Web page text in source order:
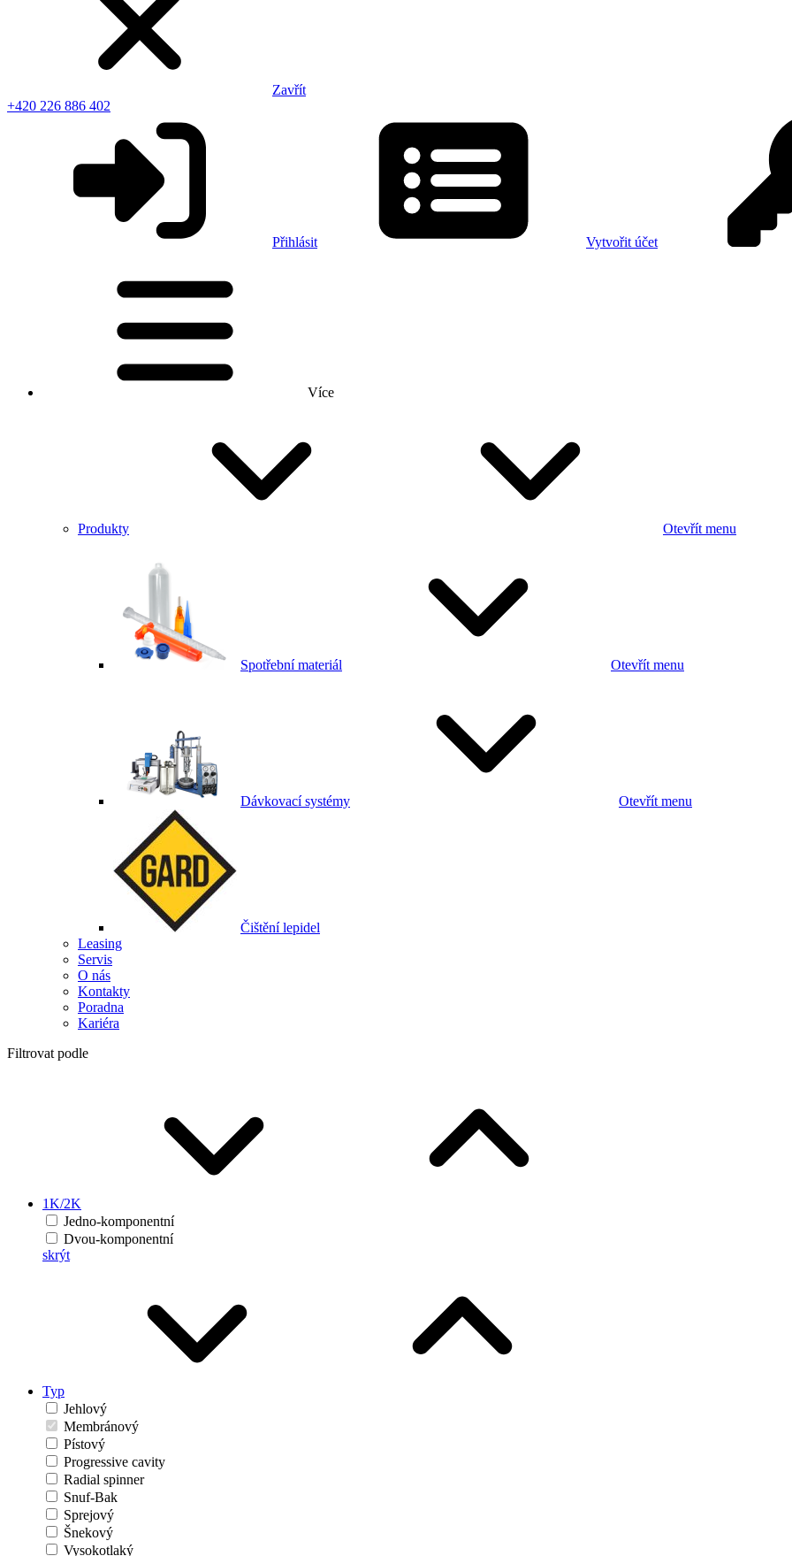
Zavřít
+420 226 886 402
Přihlásit Vytvořit účet
Více
Produkty Otevřít menu
Spotřební materiál Otevřít menu
Dávkovací systémy Otevřít menu
Čištění lepidel
Leasing
Servis
O nás
Kontakty
Poradna
Kariéra
Filtrovat podle
1K/2K
Jedno-komponentní
Dvou-komponentní
skrýt
Typ
Jehlový
Membránový
Pístový
Progressive cavity
Radial spinner
Snuf-Bak
Sprejový
Šnekový
Vysokotlaký